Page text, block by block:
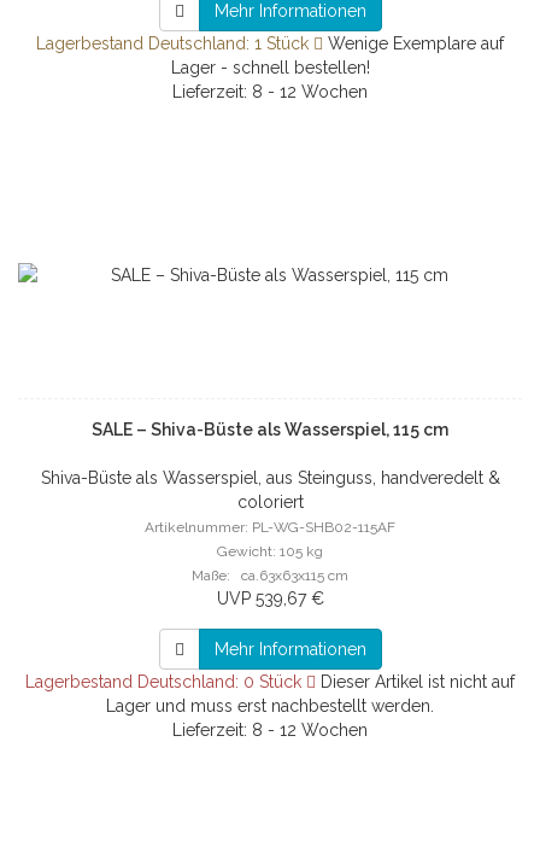
Mehr Informationen
Lagerbestand Deutschland: 1 Stück
Wenige Exemplare auf
Lager - schnell bestellen!
Lieferzeit: 8 - 12 Wochen
SALE – Shiva-Büste als Wasserspiel, 115 cm
Shiva-Büste als Wasserspiel, aus Steinguss, handveredelt &
coloriert
Artikelnummer: PL-WG-SHB02-115AF
Gewicht: 105 kg
Maße: ca.63x63x115 cm
UVP 539,67 €
Mehr Informationen
Lagerbestand Deutschland: 0 Stück
Dieser Artikel ist nicht auf
Lager und muss erst nachbestellt werden.
Lieferzeit: 8 - 12 Wochen